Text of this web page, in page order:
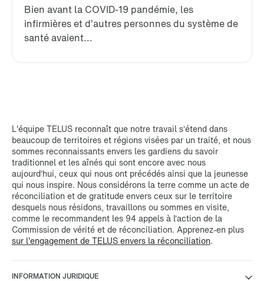
Bien avant la COVID-19 pandémie, les
infirmières et d’autres personnes du système de
santé avaient...
L'équipe TELUS reconnaît que notre travail s’étend dans
beaucoup de territoires et régions visées par un traité, et nous
sommes reconnaissants envers les gardiens du savoir
traditionnel et les aînés qui sont encore avec nous
aujourd’hui, ceux qui nous ont précédés ainsi que la jeunesse
qui nous inspire. Nous considérons la terre comme un acte de
réconciliation et de gratitude envers ceux sur le territoire
desquels nous résidons, travaillons ou sommes en visite,
comme le recommandent les 94 appels à l’action de la
Commission de vérité et de réconciliation. Apprenez-en plus
sur l'engagement de TELUS envers la réconciliation.
INFORMATION JURIDIQUE